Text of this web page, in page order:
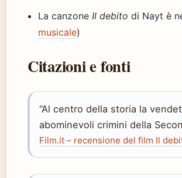
La canzoneIl debito di Nayt è
musicale)
Citazioni e fonti
“Al centro della storia la
abominevoli crimini della
Film.it – recensione del film Il